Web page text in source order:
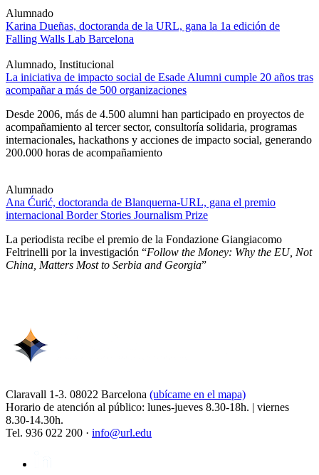
Alumnado
Karina Dueñas, doctoranda de la URL, gana la 1a edición de
Falling Walls Lab Barcelona
Alumnado, Institucional
La iniciativa de impacto social de Esade Alumni cumple 20 años tras
acompañar a más de 500 organizaciones
Desde 2006, más de 4.500 alumni han participado en proyectos de
acompañamiento al tercer sector, consultoría solidaria, programas
internacionales, hackathons y acciones de impacto social, generando
200.000 horas de acompañamiento
Alumnado
Ana Ćurić, doctoranda de Blanquerna-URL, gana el premio
internacional Border Stories Journalism Prize
La periodista recibe el premio de la Fondazione Giangiacomo
Feltrinelli por la investigación “Follow the Money: Why the EU, Not
China, Matters Most to Serbia and Georgia”
Claravall 1-3. 08022 Barcelona (ubícame en el mapa)
Horario de atención al público: lunes-jueves 8.30-18h. | viernes
8.30-14.30h.
Tel. 936 022 200 · info@url.edu